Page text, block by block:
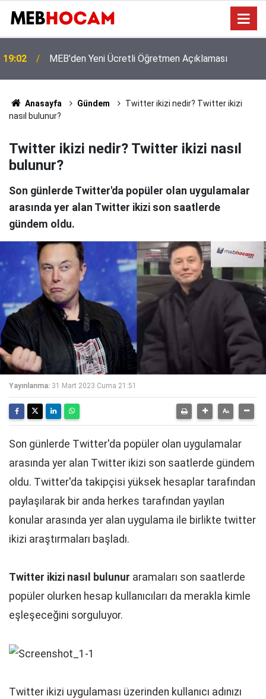
12:01
Eğitimde Tarihi Kırılma: Doğum Oranları Çakıldı,
'Norm Fazlası Öğretmen' Krizi Kapıda!
Anasayfa Gündem
Twitter ikizi nedir? Twitter ikizi
nasıl bulunur?
Twitter ikizi nedir? Twitter ikizi nasıl
bulunur?
Son günlerde Twitter'da popüler olan uygulamalar
arasında yer alan Twitter ikizi son saatlerde
gündem oldu.
Yayınlanma: 31 Mart 2023 Cuma 21:51
Son günlerde Twitter'da popüler olan uygulamalar
arasında yer alan Twitter ikizi son saatlerde gündem
oldu. Twitter'da takipçisi yüksek hesaplar tarafından
paylaşılarak bir anda herkes tarafından yayılan
konular arasında yer alan uygulama ile birlikte twitter
ikizi araştırmaları başladı.
Twitter ikizi nasıl bulunur aramaları son saatlerde
popüler olurken hesap kullanıcıları da merakla kimle
eşleşeceğini sorguluyor.
Twitter ikizi uygulaması üzerinden kullanıcı adınızı